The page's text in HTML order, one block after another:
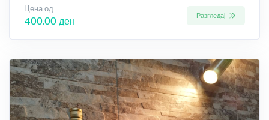
Цена од
400.00 ден Разгледај